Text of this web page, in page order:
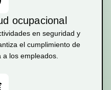
ocupacional
en seguridad y
el cumplimiento de
los empleados.